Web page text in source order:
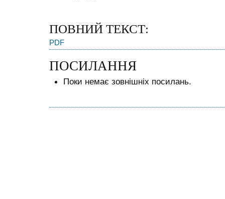
ПОВНИЙ ТЕКСТ:
PDF
ПОСИЛАННЯ
Поки немає зовнішніх посилань.